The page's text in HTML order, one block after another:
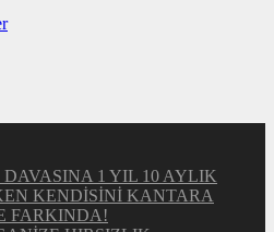
1 YIL 10 AYLIK
KENDİSİNİ KANTARA
FARKINDA!